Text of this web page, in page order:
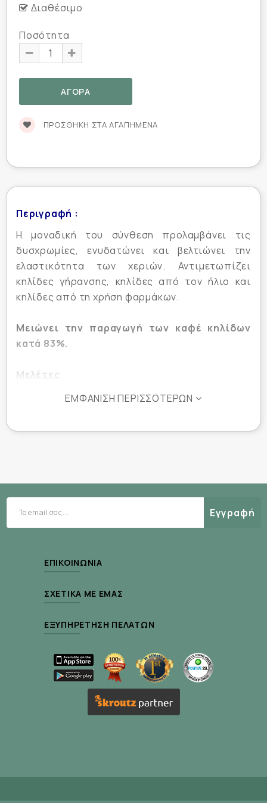
Διαθέσιμο
Ποσότητα
ΠΡΟΣΘΉΚΗ ΣΤΑ ΑΓΑΠΗΜΈΝΑ
Περιγραφή :
Η μοναδική του σύνθεση προλαμβάνει τις
δυσχρωμίες, ενυδατώνει και βελτιώνει την
ελαστικότητα των χεριών. Αντιμετωπίζει
κηλίδες γήρανσης, κηλίδες από τον ήλιο και
κηλίδες από τη χρήση φαρμάκων.
Μειώνει την παραγωγή των καφέ κηλίδων
κατά 83%.
Μελέτες
Challenge test
αιτιολογίας
Μελαγχρωματικές κηλίδες (age spots)
Μελαγχρώσεις από φλεγμονές, ουλές,
φάρμακα, καλλυντικά, αρώματα
Εφαρμόζεται σε όλη την περιοχή των χεριών 2-
3 φορές την ημέρα.
Για εντυπωσιακά αποτελέσματα καλό είναι να
ακολουθείται η ολοκληρωμένη αγωγή του
συστήματος Λεύκανσης Spot End για τα χέρια:
| Spot End Hand Cream SPF 15 (κρέμα χεριών)
| Spot End Essence Active Gel (λευκαντική και
απολεπιστική κρέμα)
| Spot end Corrective (λευκαντική κρέμα
Αρβουτίνη | Φαινυλαλανίνη | Αλανίνη: Σύστημα
ΕΜΦΆΝΙΣΗ ΠΕΡΙΣΣΌΤΕΡΩΝ
Εγγραφή
ΕΠΙΚΟΙΝΩΝΊΑ
ΣΧΕΤΙΚΆ ΜΕ ΕΜΆΣ
ΕΞΥΠΗΡΈΤΗΣΗ ΠΕΛΑΤΏΝ